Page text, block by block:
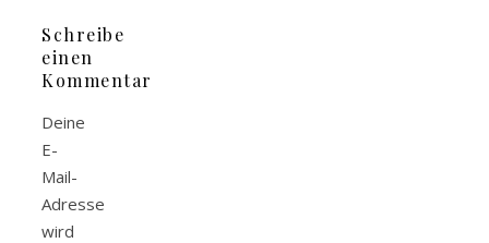
Schreibe
einen
Kommentar
Deine
E-
Mail-
Adresse
wird